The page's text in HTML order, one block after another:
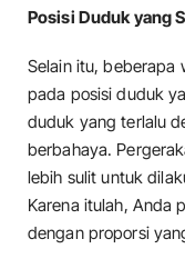
Posisi Duduk yang
Selain itu, beberapa
pada posisi duduk
duduk yang terlalu
berbahaya.
lebih sulit untuk
Karena itulah, Anda
dengan proporsi